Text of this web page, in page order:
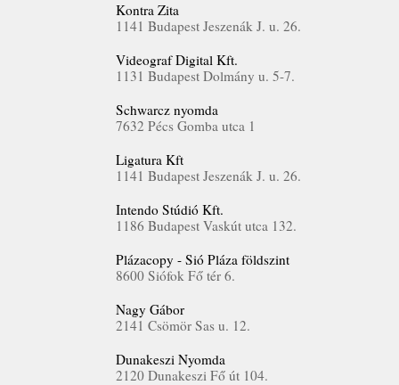
Kontra Zita
1141 Budapest Jeszenák J. u. 26.
Videograf Digital Kft.
1131 Budapest Dolmány u. 5-7.
Schwarcz nyomda
7632 Pécs Gomba utca 1
Ligatura Kft
1141 Budapest Jeszenák J. u. 26.
Intendo Stúdió Kft.
1186 Budapest Vaskút utca 132.
Plázacopy - Sió Pláza földszint
8600 Siófok Fő tér 6.
Nagy Gábor
2141 Csömör Sas u. 12.
Dunakeszi Nyomda
2120 Dunakeszi Fő út 104.